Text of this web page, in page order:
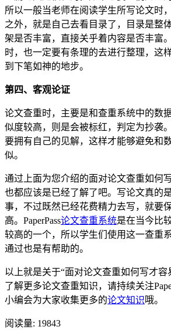
所以一般当老师在阅读学生所写论文时
之外，就是自己去看目录了，目录是整
架是否丰富，直接关乎着内容是否丰富
时，也一定要有条理的去进行整理，这
到下笔如神的地步。
第四、客观论证
论文查重时，主要是和查重系统中的数
似度较高，则是会被标红，判定为抄袭
要拥有自己的见解，这样才能够避免和
似。
通过上面为您介绍的面对论文查重如何
也都应该是已经了解了吧。写论文真的
事，不过既然已经花费精力去写，就要
高。PaperPass论文查重系统是在当今比
较高的一个，所以学生们使用这一查重
通过也是有帮助的。
以上就是关于“面对论文查重如何写才容
了解更多论文查重知识，请持续关注
小编会为大家收集更多的论文知识哦。
阅读量: 19843